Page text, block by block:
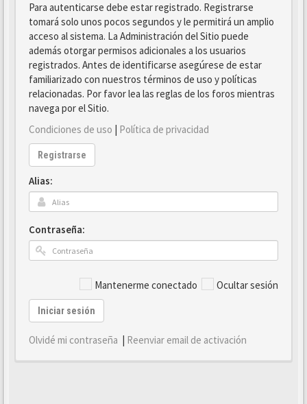
Para autenticarse debe estar registrado. Registrarse
tomará solo unos pocos segundos y le permitirá un amplio
acceso al sistema. La Administración del Sitio puede
además otorgar permisos adicionales a los usuarios
registrados. Antes de identificarse asegúrese de estar
familiarizado con nuestros términos de uso y políticas
relacionadas. Por favor lea las reglas de los foros mientras
navega por el Sitio.
Condiciones de uso | Política de privacidad
Registrarse
Alias:
Contraseña:
Mantenerme conectado Ocultar sesión
Iniciar sesión
Olvidé mi contraseña | Reenviar email de activación